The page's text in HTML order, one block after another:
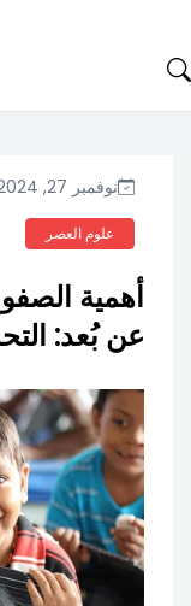
to
نوفمبر 27, 2024,
علوم العصر
أهمية
عن بُعد: